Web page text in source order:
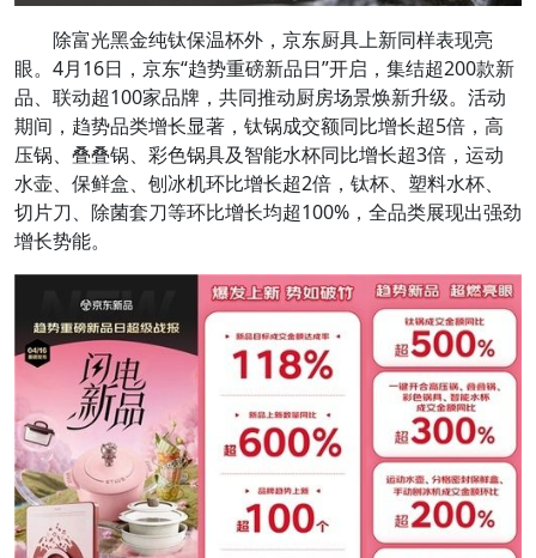
除富光黑金纯钛保温杯外，京东厨具上新同样表现亮
眼。4月16日，京东“趋势重磅新品日”开启，集结超200款新
品、联动超100家品牌，共同推动厨房场景焕新升级。活动
期间，趋势品类增长显著，钛锅成交额同比增长超5倍，高
压锅、叠叠锅、彩色锅具及智能水杯同比增长超3倍，运动
水壶、保鲜盒、刨冰机环比增长超2倍，钛杯、塑料水杯、
切片刀、除菌套刀等环比增长均超100%，全品类展现出强劲
增长势能。